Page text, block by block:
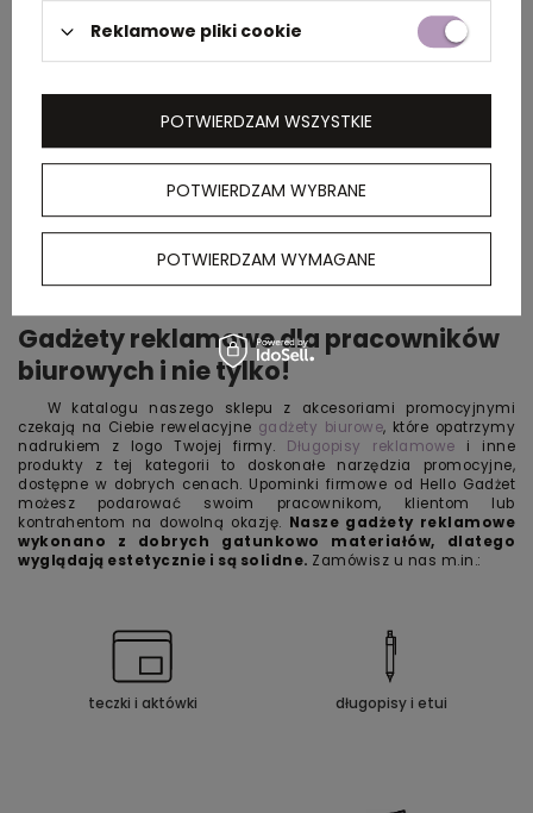
Gadżety reklamowe dla pracowników
biurowych i nie tylko!
W katalogu naszego sklepu z akcesoriami promocyjnymi
czekają na Ciebie rewelacyjne gadżety biurowe, które opatrzymy
nadrukiem z logo Twojej firmy. Długopisy reklamowe i inne
produkty z tej kategorii to doskonałe narzędzia promocyjne,
dostępne w dobrych cenach. Upominki firmowe od Hello Gadżet
możesz podarować swoim pracownikom, klientom lub
kontrahentom na dowolną okazję. Nasze gadżety reklamowe
wykonano z dobrych gatunkowo materiałów, dlatego
wyglądają estetycznie i są solidne. Zamówisz u nas m.in.:
teczki i aktówki długopisy i etui
Reklamowe pliki cookie
POTWIERDZAM WYBRANE
POTWIERDZAM WYMAGANE
POTWIERDZAM WSZYSTKIE